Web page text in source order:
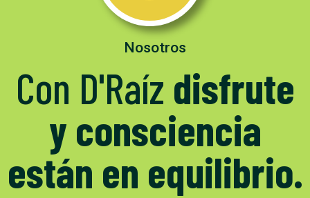
Nosotros
Con D'Raíz disfrute
y consciencia
están en equilibrio.